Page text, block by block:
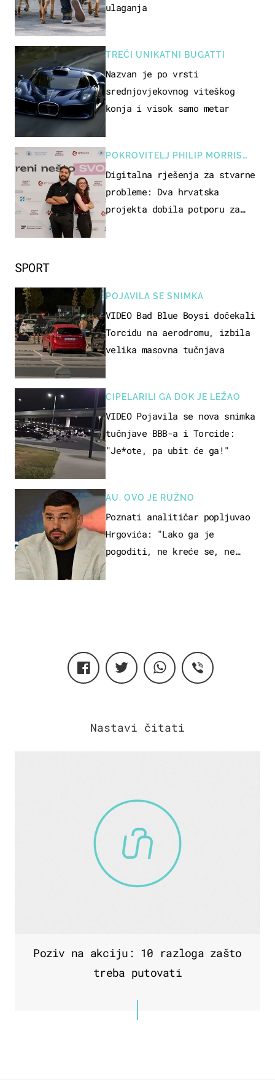
SPORT
POJAVILA SE SNIMKA
VIDEO Bad Blue Boysi dočekali
Torcidu na aerodromu, izbila
velika masovna tučnjava
CIPELARILI GA DOK JE LEŽAO
VIDEO Pojavila se nova snimka
tučnjave BBB-a i Torcide:
"Je*ote, pa ubit će ga!"
AU, OVO JE RUŽNO
Poznati analitičar popljuvao
Hrgovića: "Lako ga je
pogoditi, ne kreće se, ne
ulaganja
TREĆI UNIKATNI BUGATTI
Nazvan je po vrsti
srednjovjekovnog viteškog
konja i visok samo metar
POKROVITELJ PHILIP MORRIS
ZAGREB
Digitalna rješenja za stvarne
probleme: Dva hrvatska
projekta dobila potporu za
Poziv na akciju: 10 razloga zašto
treba putovati